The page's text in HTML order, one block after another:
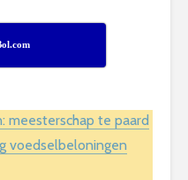
meesterschap te paard
voedselbeloningen